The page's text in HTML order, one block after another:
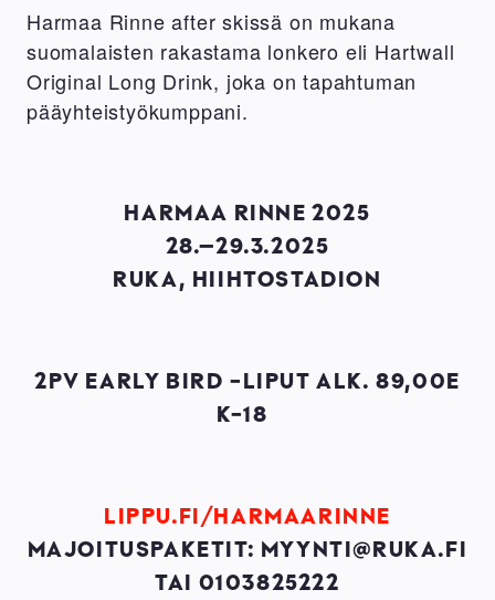
Harmaa Rinne after skissä on mukana
suomalaisten rakastama lonkero eli Hartwall
Original Long Drink, joka on tapahtuman
pääyhteistyökumppani.
HARMAA RINNE 2025
28.–29.3.2025
RUKA, HIIHTOSTADION
2PV EARLY BIRD -LIPUT ALK. 89,00E
K-18
LIPPU.FI/HARMAARINNE
MAJOITUSPAKETIT: MYYNTI@RUKA.FI
TAI 0103825222